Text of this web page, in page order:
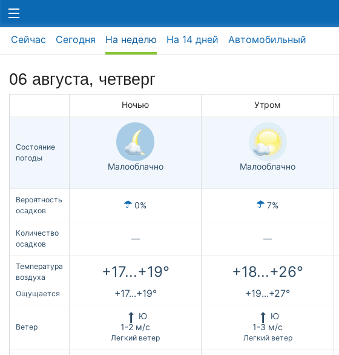
Сейчас Сегодня На неделю На 14 дней Автомобильный
06 августа, четверг
Ночью Утром
Состояние
погоды
Малооблачно Малооблачно
Вероятность
осадков
0% 7%
Количество
осадков
— —
Температура
воздуха
+17...+19° +18...+26°
Ощущается +17...+19° +19...+27°
Ветер
Ю
1-2 м/с
Легкий ветер
Ю
1-3 м/с
Легкий ветер